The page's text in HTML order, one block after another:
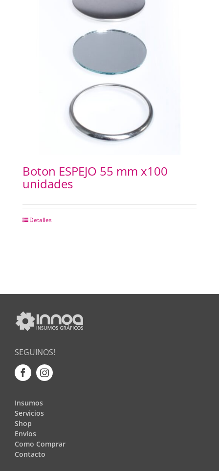
Boton ESPEJO 55 mm x100
unidades
Detalles
SEGUINOS!
Insumos
Servicios
Shop
Envíos
Como Comprar
Contacto